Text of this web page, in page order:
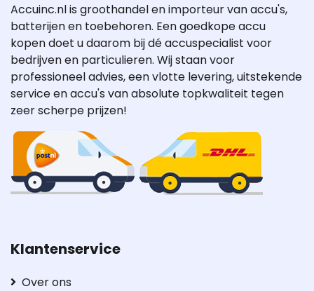
Accuinc.nl is groothandel en importeur van accu's,
batterijen en toebehoren. Een goedkope accu
kopen doet u daarom bij dé accuspecialist voor
bedrijven en particulieren. Wij staan voor
professioneel advies, een vlotte levering, uitstekende
service en accu's van absolute topkwaliteit tegen
zeer scherpe prijzen!
Klantenservice
Over ons